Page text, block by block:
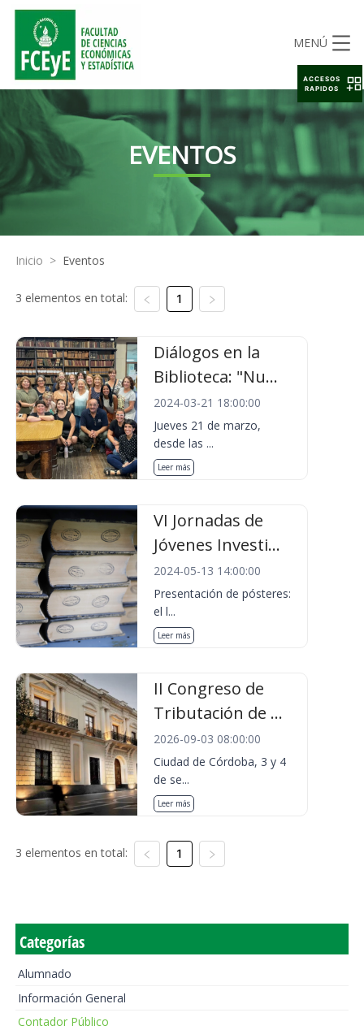
MENÚ
EVENTOS
Inicio > Eventos
3 elementos en total: 1
Diálogos en la
Biblioteca: "Nu...
2024-03-21 18:00:00
Jueves 21 de marzo,
desde las ...
Leer más
VI Jornadas de
Jóvenes Investi...
2024-05-13 14:00:00
Presentación de pósteres:
el l...
Leer más
II Congreso de
Tributación de ...
2026-09-03 08:00:00
Ciudad de Córdoba, 3 y 4
de se...
Leer más
3 elementos en total: 1
Categorías
Alumnado
Información General
Contador Público
ACCESOS
RAPIDOS